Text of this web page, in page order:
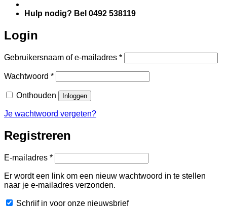
Hulp nodig? Bel 0492 538119
Login
Gebruikersnaam of e-mailadres *Vereist
Wachtwoord *Vereist
Onthouden Inloggen
Je wachtwoord vergeten?
Registreren
E-mailadres *Vereist
Er wordt een link om een nieuw wachtwoord in te stellen
naar je e-mailadres verzonden.
Schrijf in voor onze nieuwsbrief